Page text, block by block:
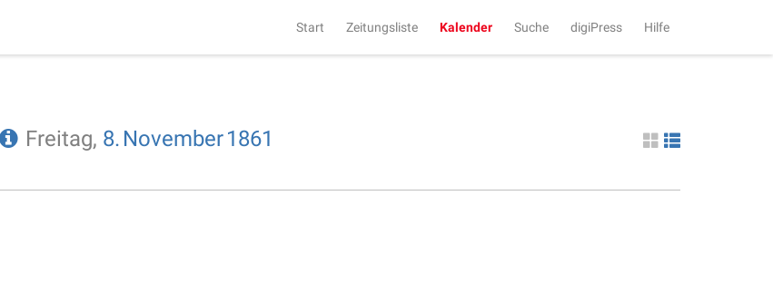
Start Zeitungsliste Kalender Suche digiPress Hilfe
Freitag, 8. November1861